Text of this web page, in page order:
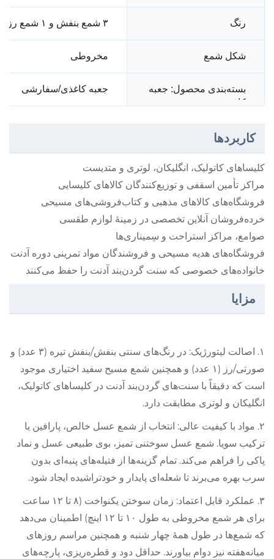
رنگ ۳ شمع بنفش و ۱ شمع رز؛ ۴ شمع بنفش؛ ۳ شمع آبی و ۱ شمع رز؛ ۴ شمع آبی
شکل شمع مخروطی
بسته‌بندی محصول: جعبه
کاغذی
جعبه کاغذی/سفارشی
کاربردها
کلیساهای کاتولیک، انگلیکان، لوتری و متدیست
مراکز تأمین اسقفی و توزیع‌کنندگان کالاهای کلیسایی
فروشگاه‌های کالاهای مذهبی و کتاب‌فروشی‌های مسیحی
خرده‌فروشان آنلاین تخصصی در زمینهٔ لوازم طقسی
صوامع، مراکز استراحت و سِمیناری‌ها
فروشگاه‌های هدیه مسیحی و فروشندگان مواد تمرینی دوره آدنت
خانواده‌های خصوصی که سنت گردن‌بند آدنت را حفظ می‌کنند
مزایا
۱. اصالت لیتورژیک: در رنگ‌های سنتی بنفش/بنفش تیره (۳ عدد) و
صورتی/رز (۱ عدد) و همچنین شمع مسیح سفید اختیاری موجود
است که دقیقاً با سنت‌های گردن‌بند آدنت در کلیساهای کاتولیک،
انگلیکان و لوتری مطابقت دارد.
۲. مواد با کیفیت عالی: انتخاب از شمع عسل خالص، پارافین یا
ترکیب سویا. شمع عسل سوختنی تمیز، بوی طبیعی عسل و نماد
پاکی را فراهم می‌کند. تمام گزینه‌ها از فتیله‌های پنبه‌ای بدون
سرب بهره می‌برند تا شعله‌ای پایدار و خودتراشیده ایجاد شود.
۳. عملکرد قابل اعتماد: زمان سوختن یکنواخت (۸ تا ۱۲ ساعت
برای هر شمع مخروطی به طول ۱۰ تا ۱۲ اینچ) اطمینان می‌دهد
که شمع‌ها در طول همهٔ چهار شنبه و همچنین مراسم روزهای
میانه‌هفته نیز دوام بیاورند. حداقل دود و قطره‌ریزی، پارچه‌های